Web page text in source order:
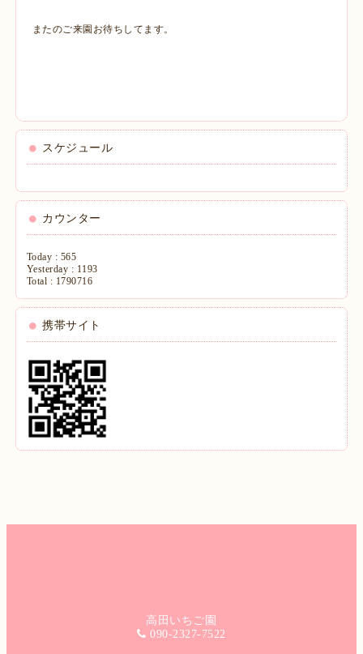
またのご来園お待ちしてます。
スケジュール
カウンター
Today : 565
Yesterday : 1193
Total : 1790716
携帯サイト
高田いちご園
090-2327-7522